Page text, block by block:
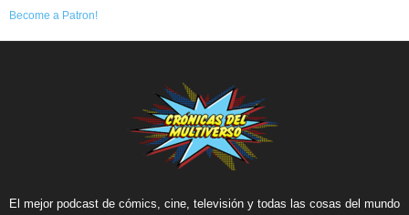
Become a Patron!
El mejor podcast de cómics, cine, televisión y todas las cosas del mundo